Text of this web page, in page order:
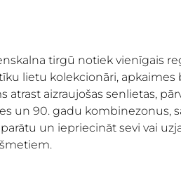
tirgū notiek vienīgais
lietu kolekcionāri, apkaimes
aizraujošas senlietas,
un 90. gadu kombinezonus,
un iepriecināt sevi vai